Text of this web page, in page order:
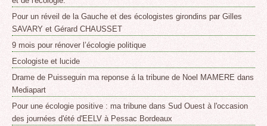
Pour un réveil de la Gauche et des écologistes girondins par Gilles
SAVARY et Gérard CHAUSSET
9 mois pour rénover l’écologie politique
Ecologiste et lucide
Drame de Puisseguin ma reponse á la tribune de Noel MAMERE dans
Mediapart
Pour une écologie positive : ma tribune dans Sud Ouest à l'occasion
des journées d'été d'EELV à Pessac Bordeaux